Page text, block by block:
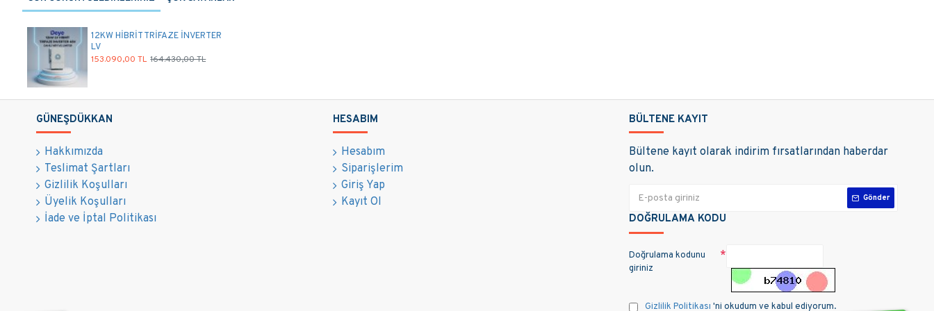
12KW HİBRİT TRİFAZE İNVERTER
LV
153.090,00 TL 164.430,00 TL
GÜNEŞDÜKKAN
Hakkımızda
Teslimat Şartları
Gizlilik Koşulları
Üyelik Koşulları
İade ve İptal Politikası
HESABIM
Hesabım
Siparişlerim
Giriş Yap
Kayıt Ol
BÜLTENE KAYIT
Bültene kayıt olarak indirim fırsatlarından haberdar
olun.
Gönder
DOĞRULAMA KODU
Doğrulama kodunu
giriniz
Gizlilik Politikası 'ni okudum ve kabul ediyorum.